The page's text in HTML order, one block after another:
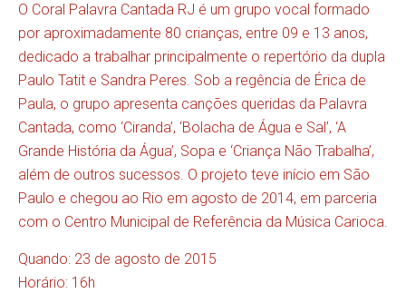
O Coral Palavra Cantada RJ é um grupo vocal formado
por aproximadamente 80 crianças, entre 09 e 13 anos,
dedicado a trabalhar principalmente o repertório da dupla
Paulo Tatit e Sandra Peres. Sob a regência de Érica de
Paula, o grupo apresenta canções queridas da Palavra
Cantada, como ‘Ciranda’, ‘Bolacha de Água e Sal’, ‘A
Grande História da Água’, Sopa e ‘Criança Não Trabalha’,
além de outros sucessos. O projeto teve início em São
Paulo e chegou ao Rio em agosto de 2014, em parceria
com o Centro Municipal de Referência da Música Carioca.
Quando: 23 de agosto de 2015
Horário: 16h